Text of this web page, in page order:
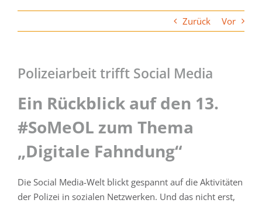
Zurück Vor
Polizeiarbeit trifft Social Media
Ein Rückblick auf den 13.
#SoMeOL zum Thema
„Digitale Fahndung“
Die Social Media-Welt blickt gespannt auf die Aktivitäten
der Polizei in sozialen Netzwerken. Und das nicht erst,